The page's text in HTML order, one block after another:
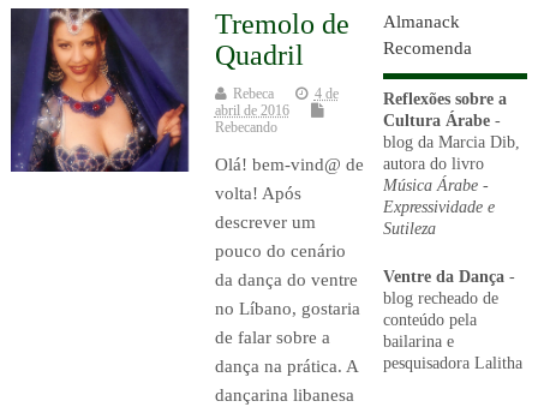
Tremolo de
Quadril
Rebeca
4 de
abril de 2016
Rebecando
Olá! bem-vind@ de
volta! Após
descrever um
pouco do cenário
da dança do ventre
no Líbano, gostaria
de falar sobre a
dança na prática. A
dançarina libanesa
Almanack
Recomenda
Reflexões sobre a
Cultura Árabe-
blog da Marcia Dib,
autora do livro
Música Árabe -
Expressividade e
Sutileza
Ventre da Dança-
blog recheado de
conteúdo pela
bailarina e
pesquisadora Lalitha